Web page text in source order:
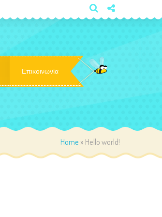
Επικοινωνία
Home » Hello world!
×